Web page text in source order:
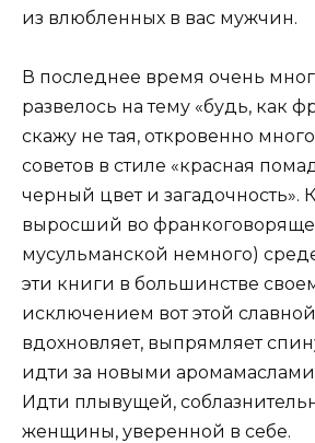
из влюбленных в вас мужчин.
В последнее время очень
развелось на тему «будь, как
скажу не тая, откровенно
советов в стиле «красная
черный цвет и загадочность».
выросший во
мусульманской немного)
эти книги в большинстве
исключением вот этой
вдохновляет, выпрямляет
идти за новыми
Идти плывущей,
женщины, уверенной в себе.